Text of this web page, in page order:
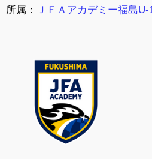
所属： ＪＦＡアカデミー福島U-